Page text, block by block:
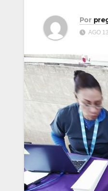
Por
AGO